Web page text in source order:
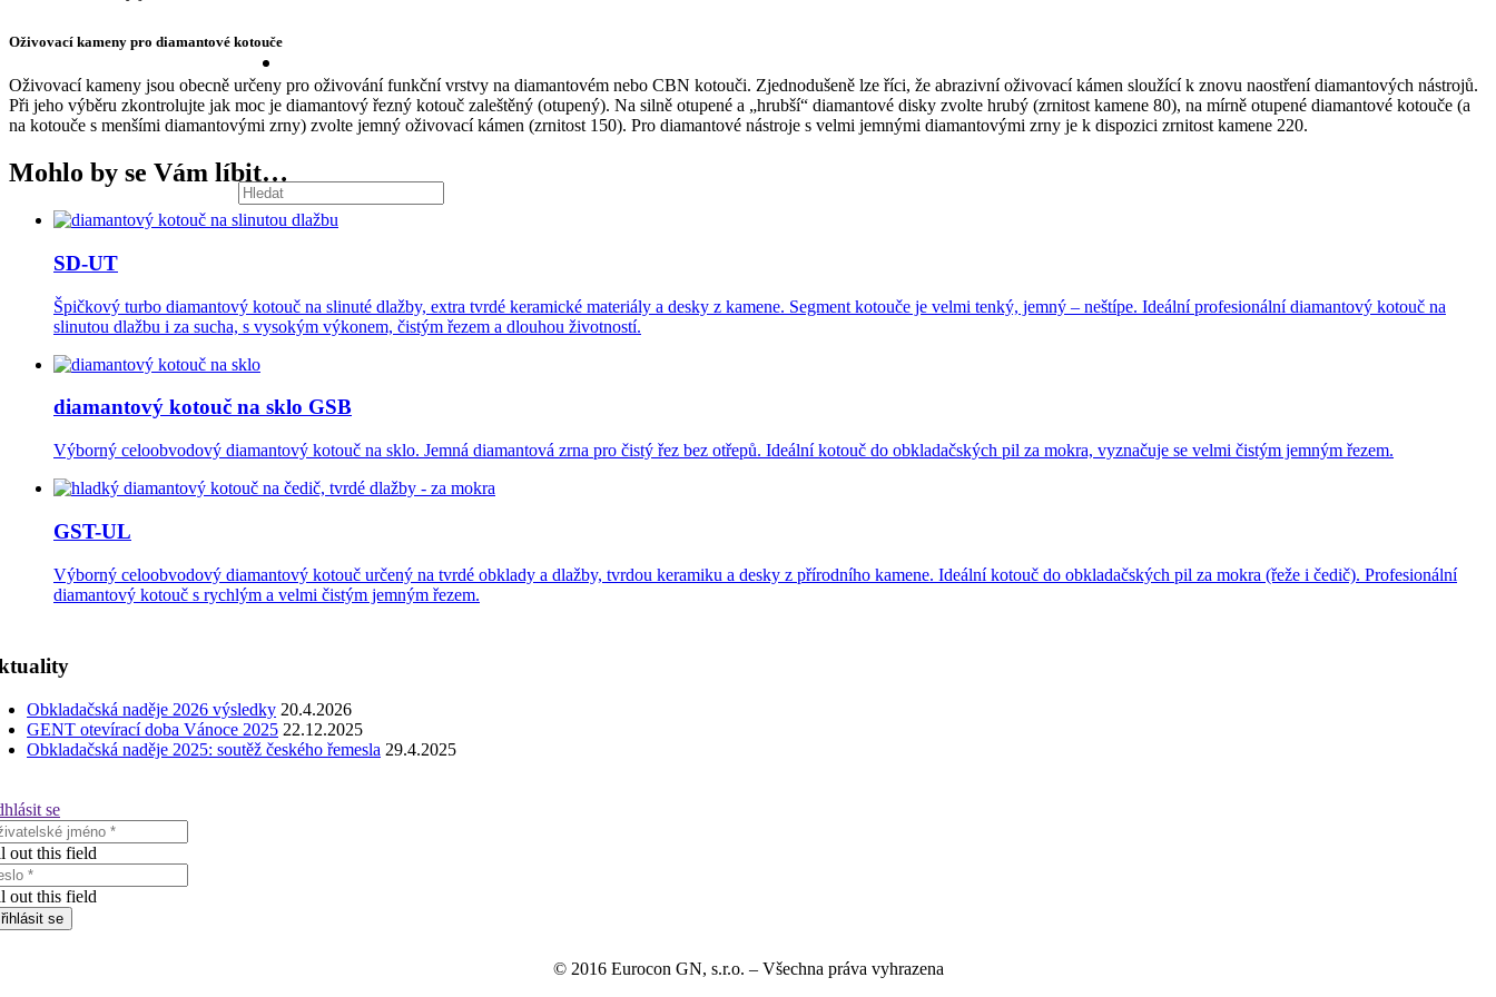
Oživovací kameny pro diamantové kotouče
Oživovací kameny jsou obecně určeny pro oživování funkční vrstvy na diamantovém nebo CBN kotouči. Zjednodušeně lze říci, že abrazivní oživovací kámen sloužící k znovu naostření diamantových nástrojů.
Při jeho výběru zkontrolujte jak moc je diamantový řezný kotouč zaleštěný (otupený). Na silně otupené a „hrubší“ diamantové disky zvolte hrubý (zrnitost kamene 80), na mírně otupené diamantové kotouče (a
na kotouče s menšími diamantovými zrny) zvolte jemný oživovací kámen (zrnitost 150). Pro diamantové nástroje s velmi jemnými diamantovými zrny je k dispozici zrnitost kamene 220.
Mohlo by se Vám líbit…
SD-UT
Špičkový turbo diamantový kotouč na slinuté dlažby, extra tvrdé keramické materiály a desky z kamene. Segment kotouče je velmi tenký, jemný – neštípe. Ideální profesionální diamantový kotouč na
slinutou dlažbu i za sucha, s vysokým výkonem, čistým řezem a dlouhou životností.
diamantový kotouč na sklo GSB
Výborný celoobvodový diamantový kotouč na sklo. Jemná diamantová zrna pro čistý řez bez otřepů. Ideální kotouč do obkladačských pil za mokra, vyznačuje se velmi čistým jemným řezem.
GST-UL
Výborný celoobvodový diamantový kotouč určený na tvrdé obklady a dlažby, tvrdou keramiku a desky z přírodního kamene. Ideální kotouč do obkladačských pil za mokra (řeže i čedič). Profesionální
diamantový kotouč s rychlým a velmi čistým jemným řezem.
Obkladačská naděje 2026 výsledky 20.4.2026
GENT otevírací doba Vánoce 2025 22.12.2025
Obkladačská naděje 2025: soutěž českého řemesla 29.4.2025
se
out this field
out this field
se
© 2016 Eurocon GN, s.r.o. – Všechna práva vyhrazena